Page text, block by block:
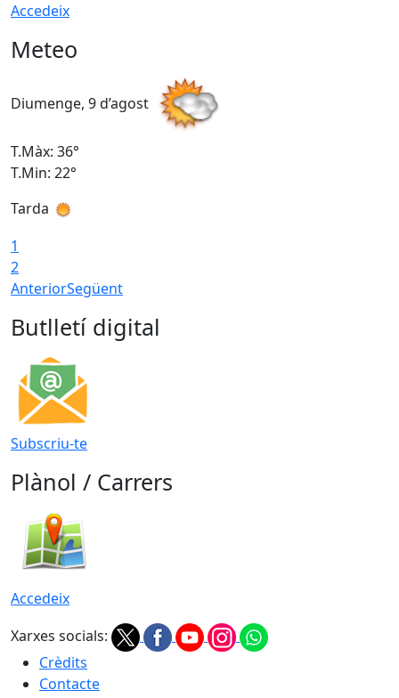
Accedeix
Meteo
Diumenge, 9 d’agost
T.Màx: 36°
T.Min: 22°
Tarda
1
2
AnteriorSegüent
Butlletí digital
Subscriu-te
Plànol / Carrers
Accedeix
Xarxes socials:
Crèdits
Contacte